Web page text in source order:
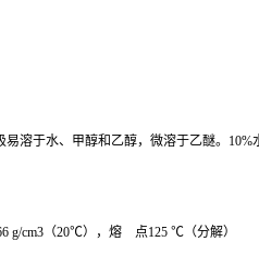
溶于水、甲醇和乙醇，微溶于乙醚。
g/cm3（20℃），熔 点125 ℃（分解）